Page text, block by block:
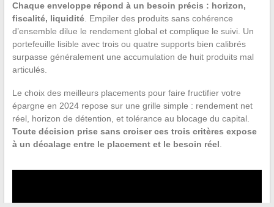
Chaque enveloppe répond à un besoin précis : horizon,
fiscalité, liquidité. Empiler des produits sans cohérence
d’ensemble dilue le rendement global et complique le suivi. Un
portefeuille lisible avec trois ou quatre supports bien calibrés
surpasse généralement une accumulation de huit produits mal
articulés.
Le choix des meilleurs placements pour faire fructifier votre
épargne en 2024 repose sur une grille simple : rendement net
réel, horizon de détention, et tolérance au blocage du capital.
Toute décision prise sans croiser ces trois critères expose
à un décalage entre le placement et le besoin réel.